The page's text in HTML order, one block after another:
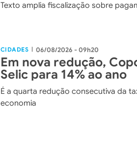
Texto amplia fiscalização sobre
CIDADES | 06/08/2026 - 09h20
Em nova redução,
Selic para 14% ao ano
É a quarta redução consecutiva da
economia